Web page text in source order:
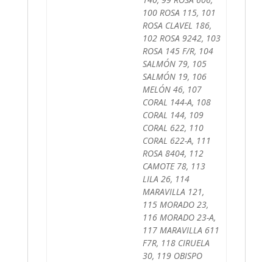
100 ROSA 115, 101
ROSA CLAVEL 186,
102 ROSA 9242, 103
ROSA 145 F/R, 104
SALMÓN 79, 105
SALMÓN 19, 106
MELÓN 46, 107
CORAL 144-A, 108
CORAL 144, 109
CORAL 622, 110
CORAL 622-A, 111
ROSA 8404, 112
CAMOTE 78, 113
LILA 26, 114
MARAVILLA 121,
115 MORADO 23,
116 MORADO 23-A,
117 MARAVILLA 611
F7R, 118 CIRUELA
30, 119 OBISPO